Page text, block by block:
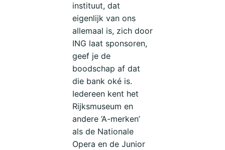
instituut, dat
eigenlijk van ons
allemaal is, zich door
ING laat sponsoren,
geef je de
boodschap af dat
die bank oké is.
Iedereen kent het
Rijksmuseum en
andere ‘A-merken’
als de Nationale
Opera en de Junior